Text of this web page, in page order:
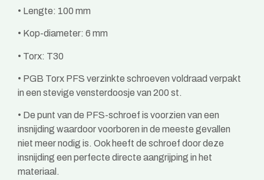
• Lengte: 100 mm
• Kop-diameter: 6 mm
• Torx: T30
• PGB Torx PFS verzinkte schroeven voldraad verpakt
in een stevige vensterdoosje van 200 st.
• De punt van de PFS-schroef is voorzien van een
insnijding waardoor voorboren in de meeste gevallen
niet meer nodig is. Ook heeft de schroef door deze
insnijding een perfecte directe aangrijping in het
materiaal.